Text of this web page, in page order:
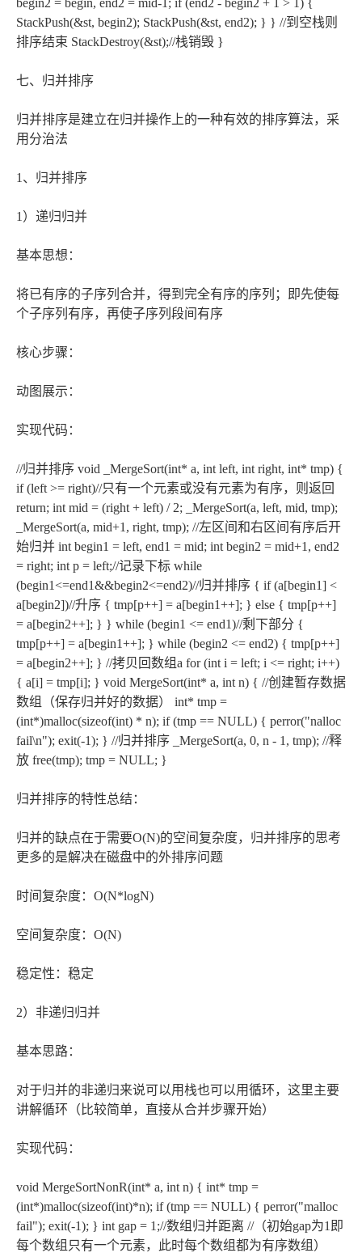
begin2 = begin, end2 = mid-1; if (end2 - begin2 + 1 > 1) {
StackPush(&st, begin2); StackPush(&st, end2); } } //到空栈则
排序结束 StackDestroy(&st);//栈销毁 }
七、归并排序
归并排序是建立在归并操作上的一种有效的排序算法，采
用分治法
1、归并排序
1）递归归并
基本思想：
将已有序的子序列合并，得到完全有序的序列；即先使每
个子序列有序，再使子序列段间有序
核心步骤：
动图展示：
实现代码：
//归并排序 void _MergeSort(int* a, int left, int right, int* tmp) {
if (left >= right)//只有一个元素或没有元素为有序，则返回
return; int mid = (right + left) / 2; _MergeSort(a, left, mid, tmp);
_MergeSort(a, mid+1, right, tmp); //左区间和右区间有序后开
始归并 int begin1 = left, end1 = mid; int begin2 = mid+1, end2
= right; int p = left;//记录下标 while
(begin1<=end1&&begin2<=end2)//归并排序 { if (a[begin1] <
a[begin2])//升序 { tmp[p++] = a[begin1++]; } else { tmp[p++]
= a[begin2++]; } } while (begin1 <= end1)//剩下部分 {
tmp[p++] = a[begin1++]; } while (begin2 <= end2) { tmp[p++]
= a[begin2++]; } //拷贝回数组a for (int i = left; i <= right; i++)
{ a[i] = tmp[i]; } void MergeSort(int* a, int n) { //创建暂存数据
数组（保存归并好的数据） int* tmp =
(int*)malloc(sizeof(int) * n); if (tmp == NULL) { perror("nalloc
fail\n"); exit(-1); } //归并排序 _MergeSort(a, 0, n - 1, tmp); //释
放 free(tmp); tmp = NULL; }
归并排序的特性总结：
归并的缺点在于需要O(N)的空间复杂度，归并排序的思考
更多的是解决在磁盘中的外排序问题
时间复杂度：O(N*logN)
空间复杂度：O(N)
稳定性：稳定
2）非递归归并
基本思路：
对于归并的非递归来说可以用栈也可以用循环，这里主要
讲解循环（比较简单，直接从合并步骤开始）
实现代码：
void MergeSortNonR(int* a, int n) { int* tmp =
(int*)malloc(sizeof(int)*n); if (tmp == NULL) { perror("malloc
fail"); exit(-1); } int gap = 1;//数组归并距离 //（初始gap为1即
每个数组只有一个元素，此时每个数组都为有序数组）